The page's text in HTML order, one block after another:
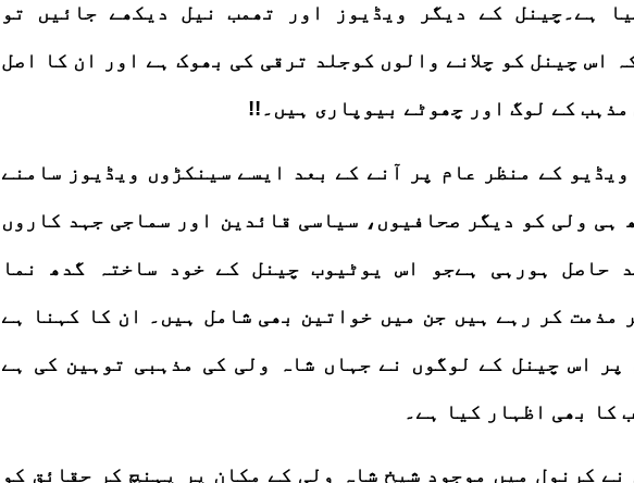
ہے۔چینل کے دیگر ویڈیوز اور تھمب نیل دیکھے جائیں تو
اس چینل کو چلانے والوں کوجلد ترقی کی بھوک ہے اور ان کا اصل
مذہب کے لوگ اور چھوٹے بیوپاری ہیں۔!!
کے منظر عام پر آنے کے بعد ایسے سینکڑوں ویڈیوز سامنے
ہی ولی کو دیگر صحافیوں، سیاسی قائدین اور سماجی جہد کاروں
حاصل ہورہی ہےجو اس یوٹیوب چینل کے خود ساختہ گدھ نما
مذمت کر رہے ہیں جن میں خواتین بھی شامل ہیں۔ ان کا کہنا ہے
پر اس چینل کے لوگوں نے جہاں شاہ ولی کی مذہبی توہین کی ہے
کا بھی اظہار کیا ہے۔
نے کرنول میں موجود شیخ شاہ ولی کے مکان پر پہنچ کر حقائق کو